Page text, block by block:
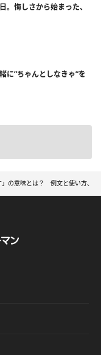
。悔しさから始まった、
に”ちゃんとしなきゃ”を
」の意味とは？ 例文と使い方、